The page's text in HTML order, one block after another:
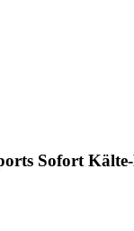
Sofort